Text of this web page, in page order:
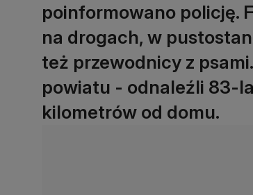
poinformowano policję.
na drogach, w
też przewodnicy z
powiatu - odnaleźli 83-
kilometrów od domu.